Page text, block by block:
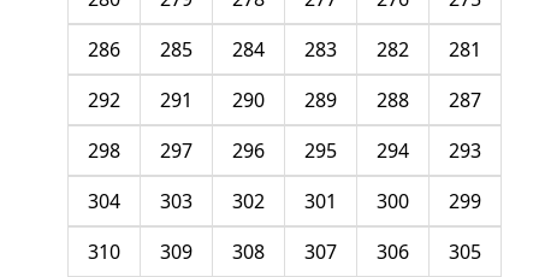
281
282
283
284
285
286
287
288
289
290
291
292
293
294
295
296
297
298
299
300
301
302
303
304
305
306
307
308
309
310